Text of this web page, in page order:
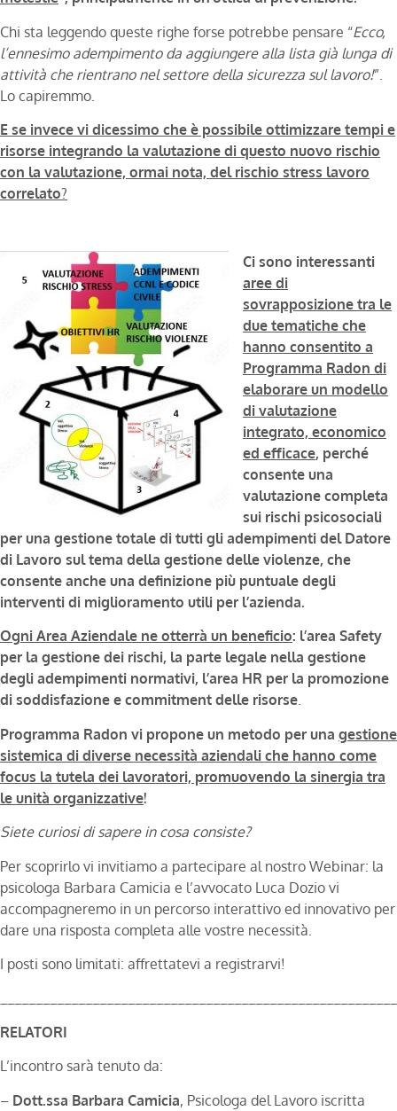
Chi sta leggendo queste righe forse potrebbe pensare “Ecco,
l’ennesimo adempimento da aggiungere alla lista già lunga di
attività che rientrano nel settore della sicurezza sul lavoro!”.
Lo capiremmo.
E se invece vi dicessimo che è possibile ottimizzare tempi e
risorse integrando la valutazione di questo nuovo rischio
con la valutazione, ormai nota, del rischio stress lavoro
correlato?
Ci sono interessanti
aree di
sovrapposizione tra le
due tematiche che
hanno consentito a
Programma Radon di
elaborare un modello
di valutazione
integrato, economico
ed efficace, perché
consente una
valutazione completa
sui rischi psicosociali
per una gestione totale di tutti gli adempimenti del Datore
di Lavoro sul tema della gestione delle violenze, che
consente anche una definizione più puntuale degli
interventi di miglioramento utili per l’azienda.
Ogni Area Aziendale ne otterrà un beneficio: l’area Safety
per la gestione dei rischi, la parte legale nella gestione
degli adempimenti normativi, l’area HR per la promozione
di soddisfazione e commitment delle risorse.
Programma Radon vi propone un metodo per una gestione
sistemica di diverse necessità aziendali che hanno come
focus la tutela dei lavoratori, promuovendo la sinergia tra
le unità organizzative!
Siete curiosi di sapere in cosa consiste?
Per scoprirlo vi invitiamo a partecipare al nostro Webinar: la
psicologa Barbara Camicia e l’avvocato Luca Dozio vi
accompagneremo in un percorso interattivo ed innovativo per
dare una risposta completa alle vostre necessità.
I posti sono limitati: affrettatevi a registrarvi!
RELATORI
L’incontro sarà tenuto da:
– Dott.ssa Barbara Camicia, Psicologa del Lavoro iscritta